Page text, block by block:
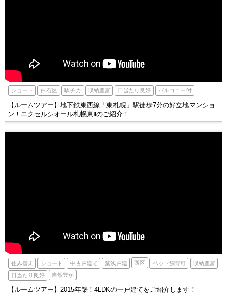
ショート 白石区 駅チカ 収納豊富 日当たり良好 バルコニー付
【ルームツアー】地下鉄東西線「東札幌」駅徒歩7分の好立地マンショ
ン！エクセルシオール札幌東Ⅱのご紹介！
住み替え ショート 中古戸建て 築浅戸建 西区 ペット飼育可
収納豊富
日当たり良好
自然豊か
【ルームツアー】2015年築！4LDKの一戸建てをご紹介します！